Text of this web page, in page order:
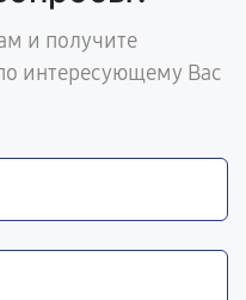
и получите
интересующему Вас